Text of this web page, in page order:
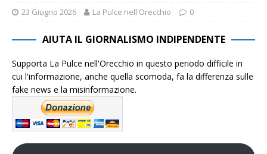
23 Giugno 2026 La Pulce nell'Orecchio 0
AIUTA IL GIORNALISMO INDIPENDENTE
Supporta La Pulce nell'Orecchio in questo periodo difficile in
cui l'informazione, anche quella scomoda, fa la differenza sulle
fake news e la misinformazione.